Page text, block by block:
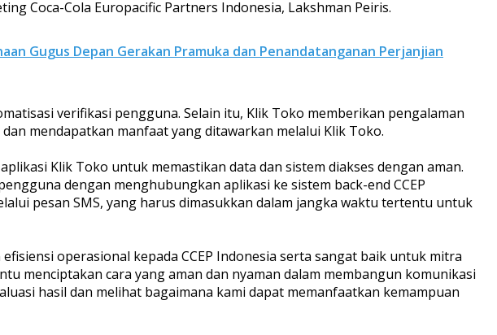
Coca-Cola Europacific Partners Indonesia, Lakshman Peiris.
Gugus Depan Gerakan Pramuka dan Penandatanganan Perjanjian
verifikasi pengguna. Selain itu, Klik Toko memberikan pengalaman
mendapatkan manfaat yang ditawarkan melalui Klik Toko.
Klik Toko untuk memastikan data dan sistem diakses dengan aman.
dengan menghubungkan aplikasi ke sistem back-end CCEP
pesan SMS, yang harus dimasukkan dalam jangka waktu tertentu untuk
operasional kepada CCEP Indonesia serta sangat baik untuk mitra
menciptakan cara yang aman dan nyaman dalam membangun komunikasi
hasil dan melihat bagaimana kami dapat memanfaatkan kemampuan